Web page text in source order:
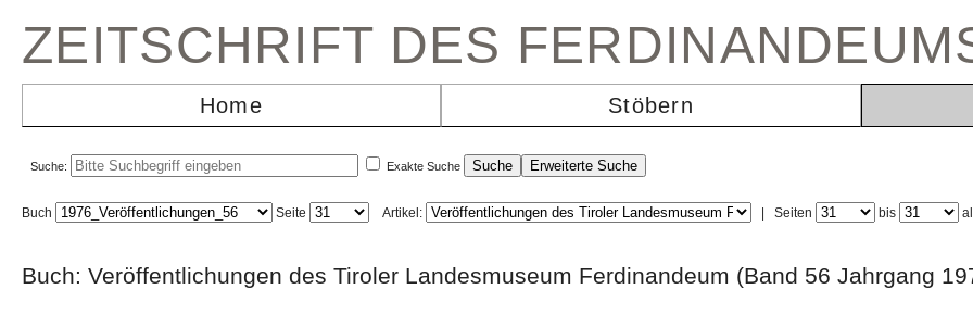
ZEITSCHRIFT DES
Home Stöbern
Suche: Exakte Suche
Buch Seite Artikel: Seiten bis
Buch: Veröffentlichungen des Tiroler Landesmuseum Ferdinandeum (Band 56